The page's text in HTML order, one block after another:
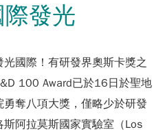
發光
國際！有研發界奧斯卡獎之
100 Award已於16日於聖地
奪八項大獎，僅略少於研發
阿拉莫斯國家實驗室（Los